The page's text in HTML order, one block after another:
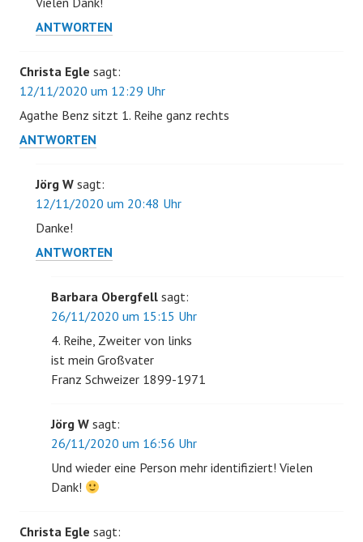
ANTWORTEN
Christa Egle sagt:
12/11/2020 um 12:29 Uhr
Agathe Benz sitzt 1. Reihe ganz rechts
ANTWORTEN
Jörg W sagt:
12/11/2020 um 20:48 Uhr
Danke!
ANTWORTEN
Barbara Obergfell sagt:
26/11/2020 um 15:15 Uhr
4. Reihe, Zweiter von links
ist mein Großvater
Franz Schweizer 1899-1971
Jörg W sagt:
26/11/2020 um 16:56 Uhr
Und wieder eine Person mehr identifiziert! Vielen
Dank!
Christa Egle sagt: